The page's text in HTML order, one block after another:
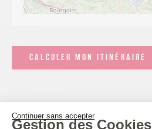
CALCULER MON ITINÉRAIRE
Continuer sans accepter
Gestion des Cookies